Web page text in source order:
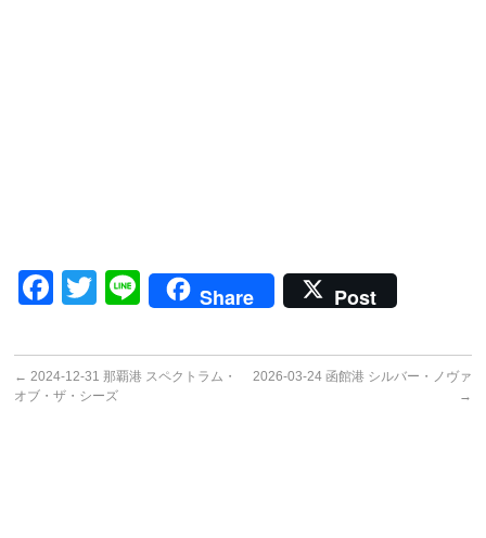
Facebook
Twitter
LineShare Post
← 2024-12-31 那覇港 スペクトラム・
オブ・ザ・シーズ
2026-03-24 函館港 シルバー・ノヴァ
→